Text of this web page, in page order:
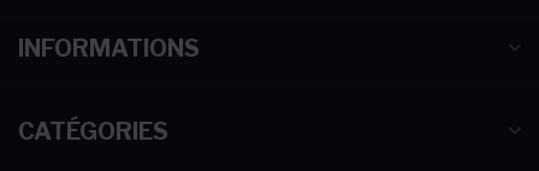
INFORMATIONS
CATÉGORIES